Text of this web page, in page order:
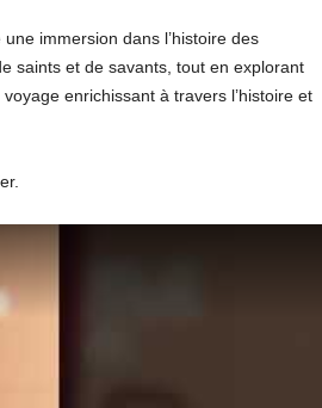
immersion dans l’histoire des
saints et de savants, tout en explorant
enrichissant à travers l’histoire et